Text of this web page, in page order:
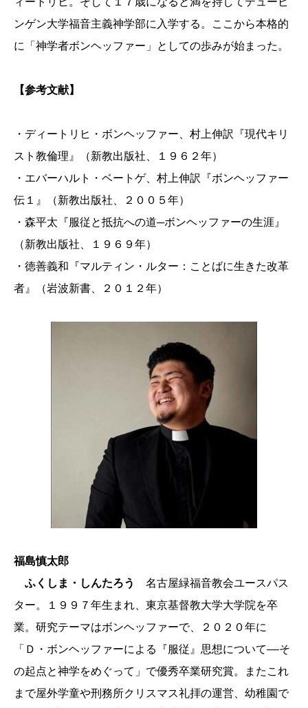
ンゲン大学福音主義神学部に入学する。ここから本格的
に「神学者ボンヘッファー」としての歩みが始まった。
【参考文献】
・ディートリヒ・ボンヘッファー、村上伸訳『現代キリ
スト教倫理』（新教出版社、１９６２年）
・エバーハルト・ベートゲ、村上伸訳『ボンヘッファー
伝１』（新教出版社、２００５年）
・森平太『服従と抵抗への道─ボンヘッファーの生涯』
（新教出版社、１９６９年）
・徳善義和『マルティン・ルター：ことばに生きた改革
者』（岩波新書、２０１２年）
福島慎太郎
ふくしま・しんたろう
名古屋緑福音教会ユースパス
ター。１９９７年生まれ、東京基督教大学大学院を卒
業。研究テーマはボンヘッファーで、２０２０年に
「Ｄ・ボンヘッファーによる『服従』思想について––そ
の起点と神学をめぐって」で優秀卒業研究賞。またこれ
まで屋外学童や刑務所クリスマス礼拝の運営、幼稚園で